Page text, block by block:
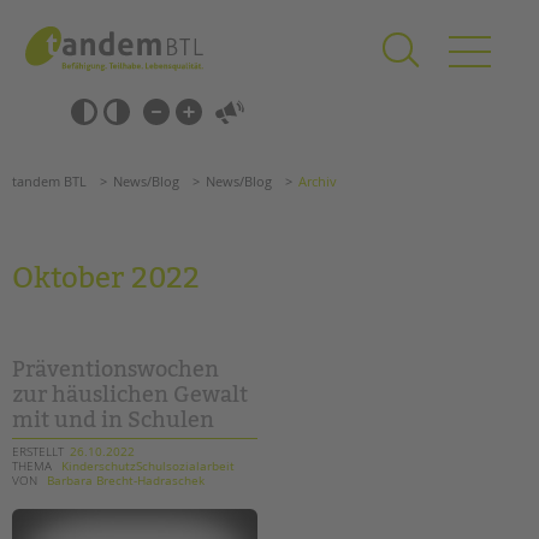
springen
Barrierefrei-
Einstellungen
überspringen
überspringen
Förderzentren
Kollegs
EFöB
Schulbezogene Sozialarbeit
Tagesgruppen
tandem BTL News/Blog News/Blog Archiv
Oktober 2022
Präventionswochen
zur häuslichen Gewalt
mit und in Schulen
ERSTELLT 26.10.2022
THEMA
KinderschutzSchulsozialarbeit
VON
Barbara Brecht-Hadraschek